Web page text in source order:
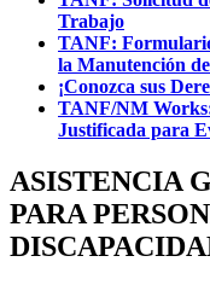
Trabajo
TANF:
la Manutención
¡Conozca sus
TANF/NM
Justificada para
ASISTENCIA
PARA